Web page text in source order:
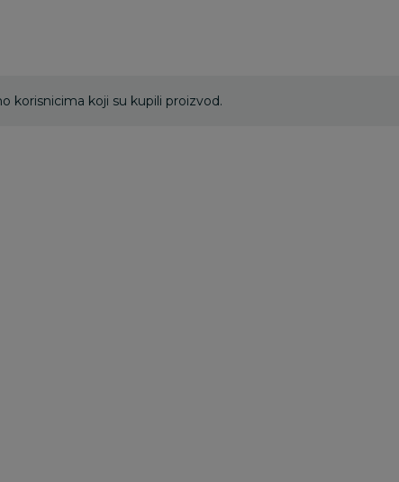
korisnicima koji su kupili proizvod.